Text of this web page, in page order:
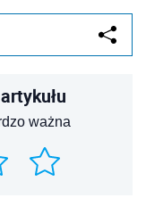
ważna